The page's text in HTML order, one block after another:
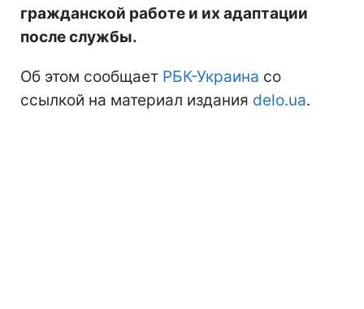
гражданской работе и их адаптации
после службы.
Об этом сообщает РБК-Украина со
ссылкой на материал издания delo.ua.